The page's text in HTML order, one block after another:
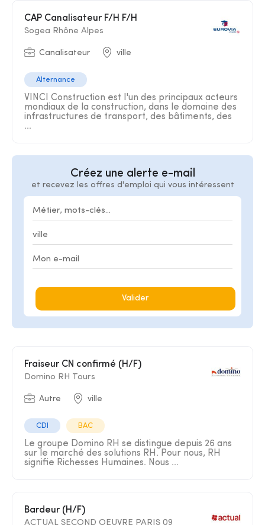
CAP Canalisateur F/H F/H
Sogea Rhône Alpes
Canalisateur ville
Alternance
VINCI Construction est l'un des principaux acteurs
mondiaux de la construction, dans le domaine des
infrastructures de transport, des bâtiments, des
...
Créez une alerte e-mail
et recevez les offres d'emploi qui vous intéressent
Valider
Fraiseur CN confirmé (H/F)
Domino RH Tours
Autre ville
CDI BAC
Le groupe Domino RH se distingue depuis 26 ans
sur le marché des solutions RH. Pour nous, RH
signifie Richesses Humaines. Nous ...
Bardeur (H/F)
ACTUAL SECOND OEUVRE PARIS 09